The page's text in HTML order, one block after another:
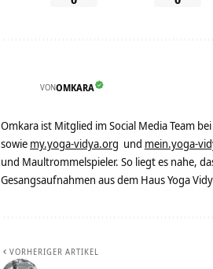
VONOMKARA
Omkara ist Mitglied im Social Media Team
sowie my.yoga-vidya.org und mein.yoga-
und Maultrommelspieler. So liegt es nahe,
Gesangsaufnahmen aus dem Haus Yoga
VORHERIGER ARTIKEL